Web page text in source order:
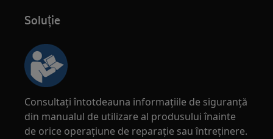
Soluție
Consultați întotdeauna informațiile de siguranță
din manualul de utilizare al produsului înainte
de orice operațiune de reparație sau întreținere.